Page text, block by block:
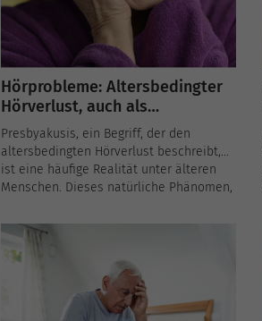
Hörprobleme: Altersbedingter
Hörverlust, auch als
Presbyakusis bekannt, ist bei
älteren menschen weit
verbreitet.
Presbyakusis, ein Begriff, der den
altersbedingten Hörverlust beschreibt,
ist eine häufige Realität unter älteren
Menschen. Dieses natürliche Phänomen,
erhebliche Auswirkungen auf die
Lebensqualität und die tägliche
Kommunikation der betroffenen